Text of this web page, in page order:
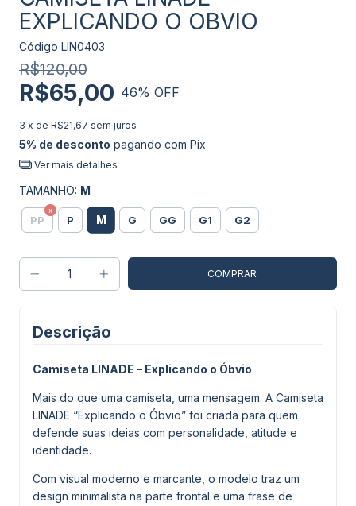
EXPLICANDO O OBVIO
Código LIN0403
R$120,00
R$65,00 46% OFF
3 x de R$21,67 sem juros
5% de desconto pagando com Pix
Ver mais detalhes
TAMANHO: M
PP P M G GG G1 G2
Descrição
Camiseta LINADE – Explicando o Óbvio
Mais do que uma camiseta, uma mensagem. A Camiseta
LINADE “Explicando o Óbvio” foi criada para quem
defende suas ideias com personalidade, atitude e
identidade.
Com visual moderno e marcante, o modelo traz um
design minimalista na parte frontal e uma frase de